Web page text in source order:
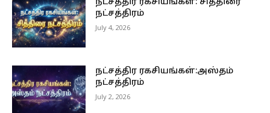
நட்சத்திரம்
July 4, 2026
நட்சத்திர ரகசியங்கள்:அஸ்தம்
நட்சத்திரம்
July 2, 2026